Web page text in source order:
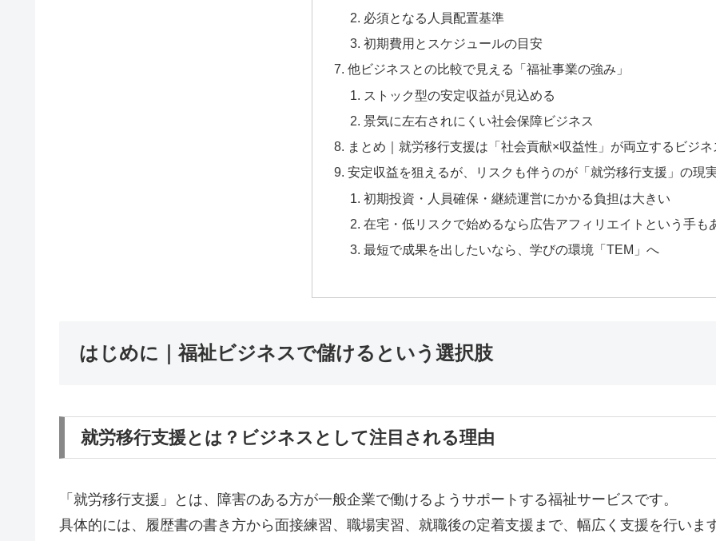
必須となる人員配置基準
初期費用とスケジュールの目安
他ビジネスとの比較で見える「福祉事業の強み」
ストック型の安定収益が見込める
景気に左右されにくい社会保障ビジネス
まとめ｜就労移行支援は「社会貢献×収益性」が両立するビジネ
安定収益を狙えるが、リスクも伴うのが「就労移行支援」の現
初期投資・人員確保・継続運営にかかる負担は大きい
在宅・低リスクで始めるなら広告アフィリエイトという手も
最短で成果を出したいなら、学びの環境「TEM」へ
はじめに｜福祉ビジネスで儲けるという選択肢
就労移行支援とは？ビジネスとして注目される理由
「就労移行支援」とは、障害のある方が一般企業で働けるようサポートする福祉サービスです。
具体的には、履歴書の書き方から面接練習、職場実習、就職後の定着支援まで、幅広く支援を行いま